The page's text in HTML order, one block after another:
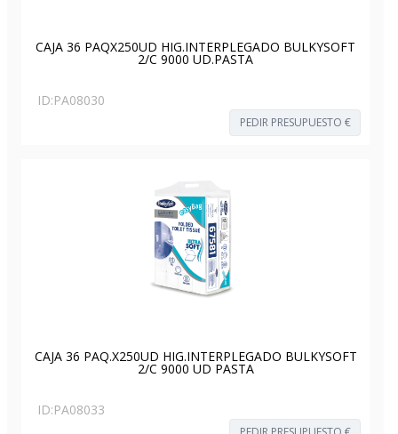
CAJA 36 PAQX250UD HIG.INTERPLEGADO BULKYSOFT
2/C 9000 UD.PASTA
ID:PA08030
PEDIR PRESUPUESTO €
CAJA 36 PAQ.X250UD HIG.INTERPLEGADO BULKYSOFT
2/C 9000 UD PASTA
ID:PA08033